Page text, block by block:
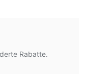
Rabatte.